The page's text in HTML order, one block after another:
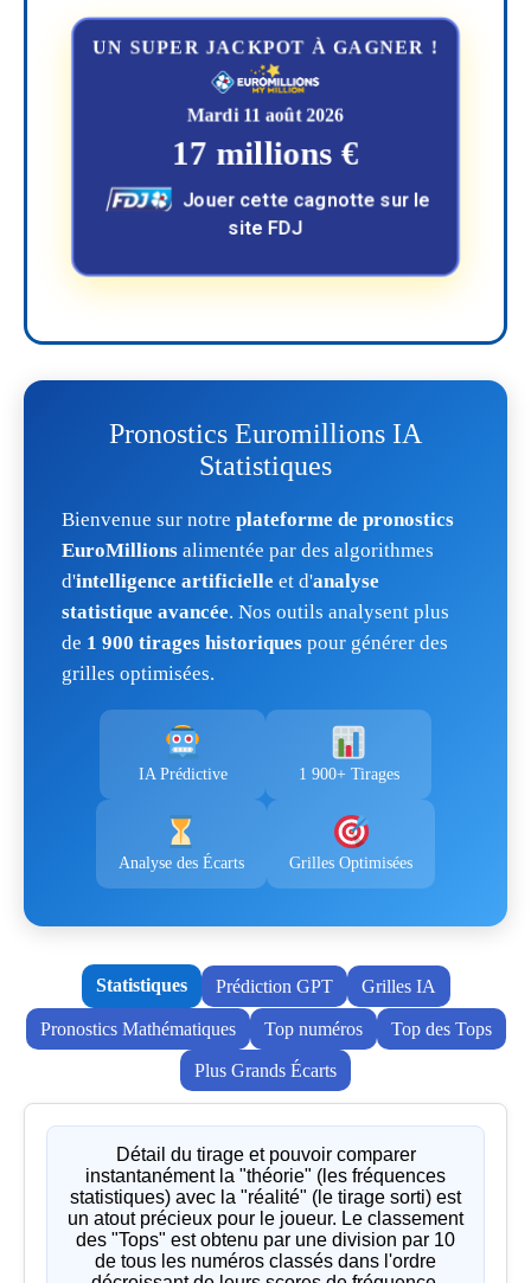
UN SUPER JACKPOT À GAGNER !
Mardi 11 août 2026
17 millions €
Jouer cette cagnotte sur le
site FDJ
Pronostics Euromillions IA
Statistiques
Bienvenue sur notre plateforme de pronostics
EuroMillions alimentée par des algorithmes
d'intelligence artificielle et d'analyse
statistique avancée. Nos outils analysent plus
de 1 900 tirages historiques pour générer des
grilles optimisées.
IA Prédictive 1 900+ Tirages
Analyse des Écarts Grilles Optimisées
Statistiques Prédiction GPT Grilles IA
Pronostics Mathématiques Top numéros Top des Tops
Plus Grands Écarts
Détail du tirage et pouvoir comparer
instantanément la "théorie" (les fréquences
statistiques) avec la "réalité" (le tirage sorti) est
un atout précieux pour le joueur. Le classement
des "Tops" est obtenu par une division par 10
de tous les numéros classés dans l'ordre